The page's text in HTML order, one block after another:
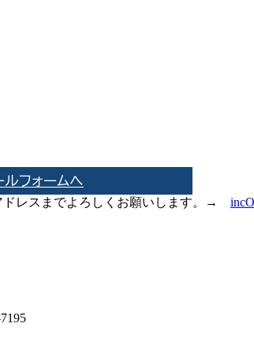
フォームへ
ドレスまでよろしくお願いします。→